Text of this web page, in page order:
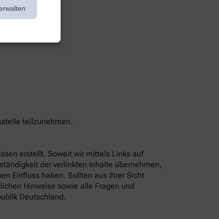
teilzunehmen.
erstellt. Soweit wir mittels Links auf
der verlinkten Inhalte übernehmen,
Einfluss haben. Sollten aus Ihrer Sicht
Hinweise sowie alle Fragen und
Deutschland.